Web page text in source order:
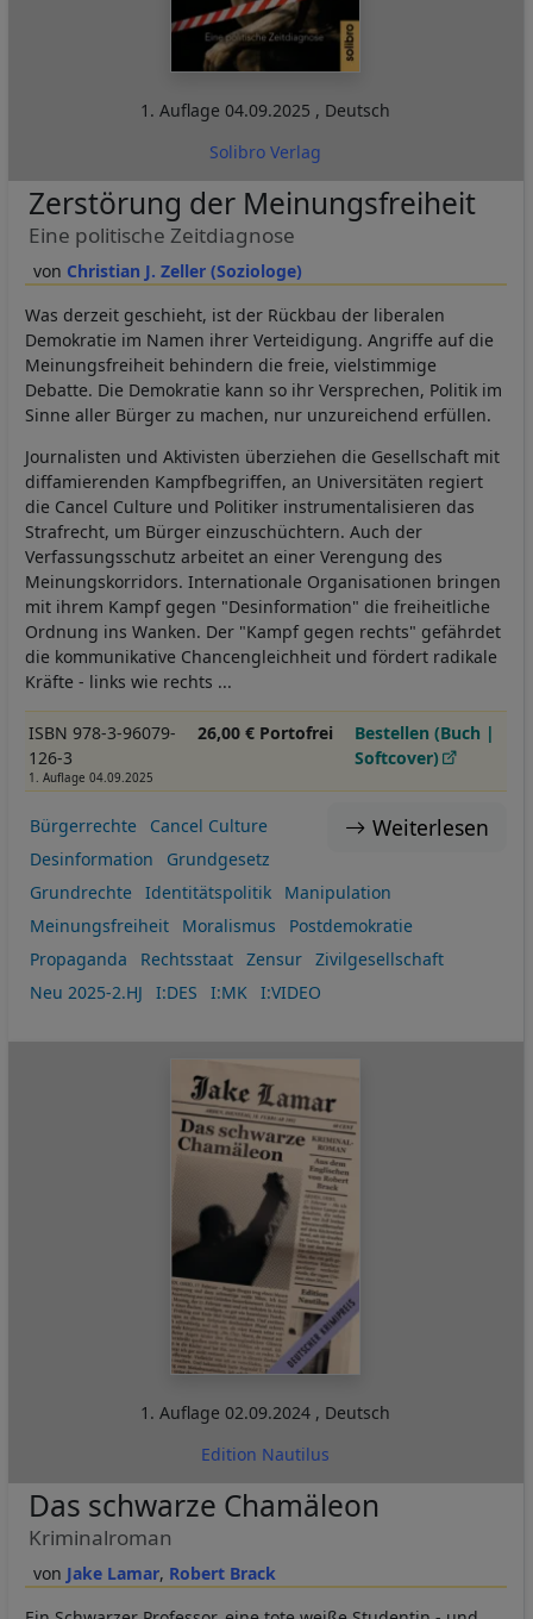
1. Auflage04.09.2025 , Deutsch
Solibro Verlag
Christian J. Zeller (Soziologe)
Zerstörung der Meinungsfreiheit
Eine politische Zeitdiagnose
Was derzeit geschieht, ist der Rückbau der liberalen
Demokratie im Namen ihrer Verteidigung. Angriffe auf die
Meinungsfreiheit behindern die freie, vielstimmige
Debatte. Die Demokratie kann so ihr Versprechen, Politik im
Sinne aller Bürger zu machen, nur unzureichend erfüllen.
Journalisten und Aktivisten überziehen die Gesellschaft mit
diffamierenden Kampfbegriffen, an Universitäten regiert
die Cancel Culture und Politiker instrumentalisieren das
Strafrecht, um Bürger einzuschüchtern. Auch der
Verfassungsschutz arbeitet an einer Verengung des
Meinungskorridors. Internationale Organisationen bringen
mit ihrem Kampf gegen "Desinformation" die freiheitliche
Ordnung ins Wanken. Der "Kampf gegen rechts" gefährdet
die kommunikative Chancengleichheit und fördert radikale
Kräfte - links wie rechts ...
ISBN 978-3-96079-
126-3
1. Auflage 04.09.2025
26,00 € Portofrei
Bestellen (Buch |
Softcover)
Weiterlesen
Bürgerrechte
Cancel Culture
Desinformation
Grundgesetz
Grundrechte
Identitätspolitik
Manipulation
Meinungsfreiheit
Moralismus
Postdemokratie
Propaganda
Rechtsstaat Zensur
Zivilgesellschaft
Neu 2025-2.HJ
I:DES I:MK I:VIDEO
1. Auflage02.09.2024 , Deutsch
Edition Nautilus
Jake Lamar Robert Brack
Das schwarze Chamäleon
Kriminalroman